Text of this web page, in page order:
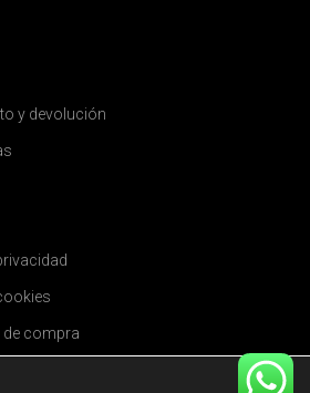
y devolución
compra